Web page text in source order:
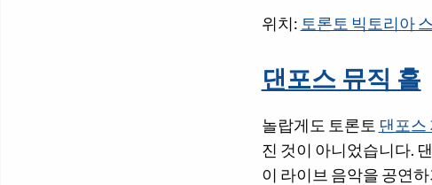
위치: 토론토 빅토리아
댄포스 뮤직 홀
놀랍게도 토론토 댄포스
진 것이 아니었습니다.
이 라이브 음악을 공연